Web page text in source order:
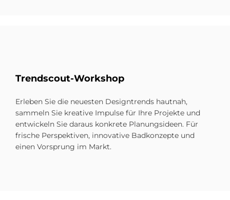
Trend­scout-Work­s­hop
Erleben Sie die neuesten Designtrends hautnah,
sammeln Sie kreative Impulse für Ihre Projekte und
entwickeln Sie daraus konkrete Planungsideen. Für
frische Perspektiven, innovative Badkonzepte und
einen Vorsprung im Markt.